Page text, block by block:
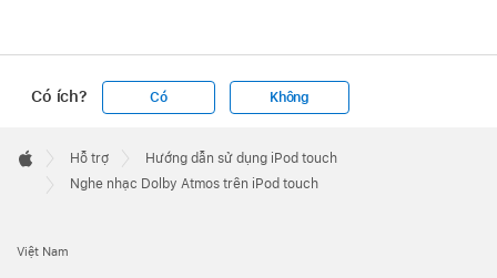
Có ích? Có Không
Footer

Apple
Hỗ trợ
Hướng dẫn sử dụng iPod touch
Nghe nhạc Dolby Atmos trên iPod touch
Việt Nam